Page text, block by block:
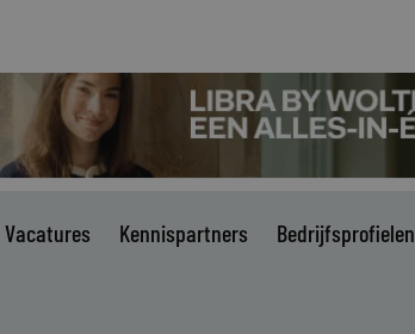
Vacatures Kennispartners Bedrijfsprofielen